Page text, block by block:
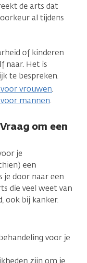
de arts dat
al tijdens
of kinderen
naar. Het is
te bespreken.
vrouwen.
mannen.
om een
je
een
je door naar een
die veel weet van
ook bij kanker.
voor je
zijn om je